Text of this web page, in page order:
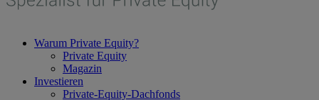
Warum Private Equity?
Private Equity
Magazin
Investieren
Private-Equity-Dachfonds